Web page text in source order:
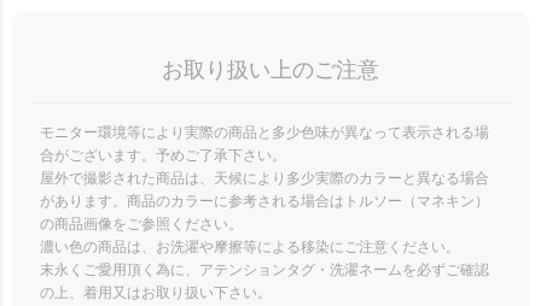
お取り扱い上のご注意
モニター環境等により実際の商品と多少色味が異なって表示される場
合がございます。予めご了承下さい。
屋外で撮影された商品は、天候により多少実際のカラーと異なる場合
があります。商品のカラーに参考される場合はトルソー（マネキン）
の商品画像をご参照ください。
濃い色の商品は、お洗濯や摩擦等による移染にご注意ください。
末永くご愛用頂く為に、アテンションタグ・洗濯ネームを必ずご確認
の上、着用又はお取り扱い下さい。